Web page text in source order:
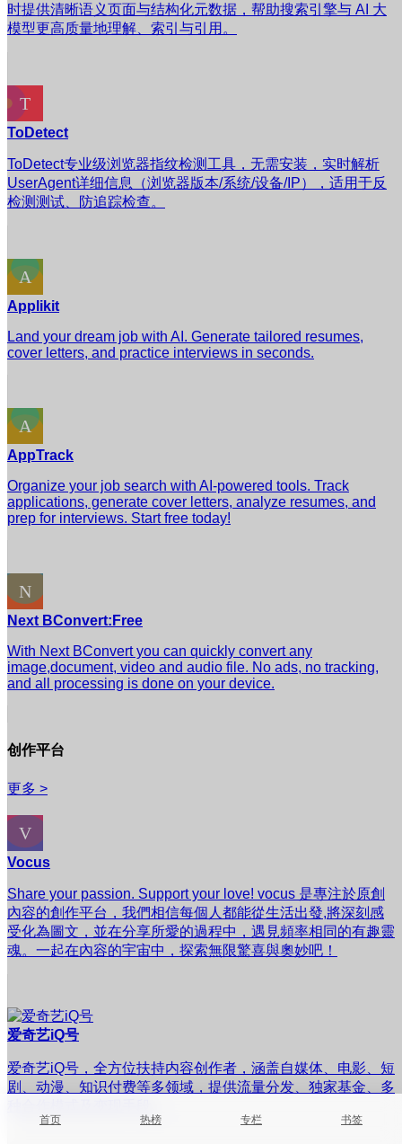
时提供清晰语义页面与结构化元数据，帮助搜索引擎与 AI 大
模型更高质量地理解、索引与引用。
ToDetect
ToDetect专业级浏览器指纹检测工具，无需安装，实时解析
UserAgent详细信息（浏览器版本/系统/设备/IP），适用于反
检测测试、防追踪检查。
Applikit
Land your dream job with AI. Generate tailored resumes,
cover letters, and practice interviews in seconds.
AppTrack
Organize your job search with AI-powered tools. Track
applications, generate cover letters, analyze resumes, and
prep for interviews. Start free today!
Next BConvert:Free
With Next BConvert you can quickly convert any
image,document, video and audio file. No ads, no tracking,
and all processing is done on your device.
创作平台
更多 >
Vocus
Share your passion. Support your love! vocus 是專注於原創
內容的創作平台，我們相信每個人都能從生活出發,將深刻感
受化為圖文，並在分享所愛的過程中，遇見頻率相同的有趣靈
魂。一起在內容的宇宙中，探索無限驚喜與奧妙吧！
爱奇艺iQ号
爱奇艺iQ号，全方位扶持内容创作者，涵盖自媒体、电影、短
剧、动漫、知识付费等多领域，提供流量分发、独家基金、多
首页 热榜 专栏 书签